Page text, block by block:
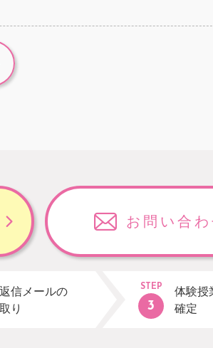
お問い合わ
信メールの
り
STEP
体験授
確定